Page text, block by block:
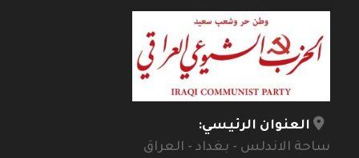
العنوان الرئيسي:
ساحة الاندلس - بغداد - العراق